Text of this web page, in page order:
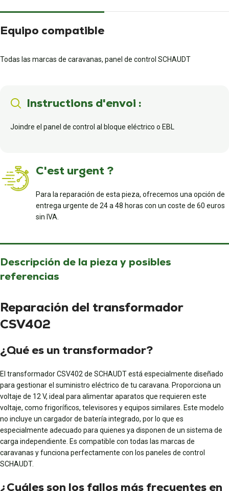
Equipo compatible
Todas las marcas de caravanas, panel de control SCHAUDT
Instructions d'envoi :
Joindre el panel de control al bloque eléctrico o EBL
C'est urgent ?
Para la reparación de esta pieza, ofrecemos una opción de
entrega urgente de 24 a 48 horas con un coste de 60 euros
sin IVA.
Descripción de la pieza y posibles
referencias
Reparación del transformador
CSV402
¿Qué es un transformador?
El transformador CSV402 de SCHAUDT está especialmente diseñado
para gestionar el suministro eléctrico de tu caravana. Proporciona un
voltaje de 12 V, ideal para alimentar aparatos que requieren este
voltaje, como frigoríficos, televisores y equipos similares. Este modelo
no incluye un cargador de batería integrado, por lo que es
especialmente adecuado para quienes ya disponen de un sistema de
carga independiente. Es compatible con todas las marcas de
caravanas y funciona perfectamente con los paneles de control
SCHAUDT.
¿Cuáles son los fallos más frecuentes en